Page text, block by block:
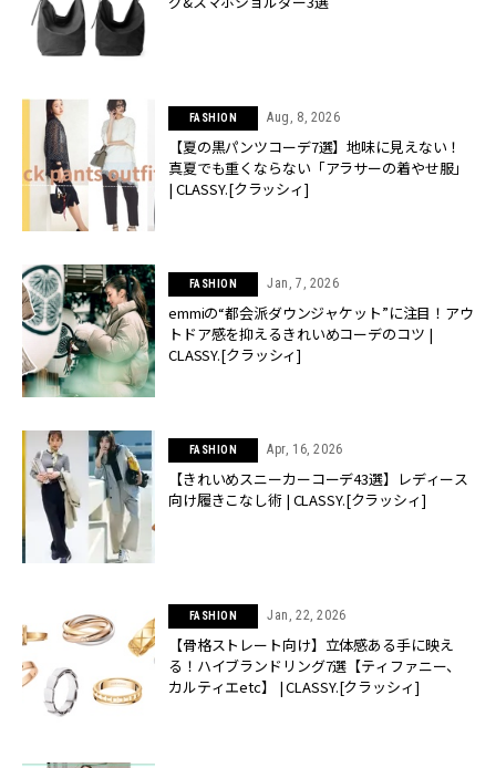
FASHION Aug, 8, 2026
【夏の黒パンツコーデ7選】地味に見えない！
真夏でも重くならない「アラサーの着やせ服」
| CLASSY.[クラッシィ]
FASHION Jan, 7, 2026
emmiの“都会派ダウンジャケット”に注目！アウ
トドア感を抑えるきれいめコーデのコツ |
CLASSY.[クラッシィ]
FASHION Apr, 16, 2026
【きれいめスニーカーコーデ43選】レディース
向け履きこなし術 | CLASSY.[クラッシィ]
FASHION Jan, 22, 2026
【骨格ストレート向け】立体感ある手に映え
る！ハイブランドリング7選【ティファニー、
カルティエetc】 | CLASSY.[クラッシィ]